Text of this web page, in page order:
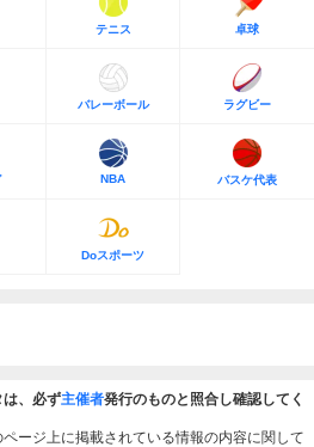
テニス 卓球
バレーボール ラグビー
NBA バスケ代表
Doスポーツ
は、必ず主催者発行のものと照合し確認してく
ージ上に掲載されている情報の内容に関して